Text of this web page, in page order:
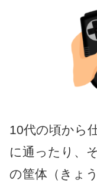
10代の頃から
に通ったり、
の筐体（きょ